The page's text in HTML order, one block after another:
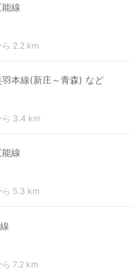
能線
ら 2.2 km
羽本線(新庄～青森) など
ら 3.4 km
能線
ら 5.3 km
ら 7.2 km